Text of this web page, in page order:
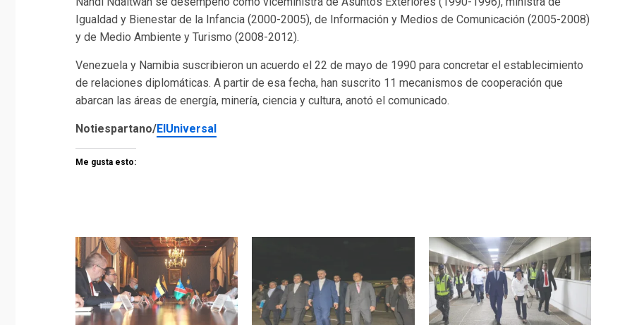
Igualdad y Bienestar de la Infancia (2000-2005), de Información y Medios de Comunicación (2005-2008)
y de Medio Ambiente y Turismo (2008-2012).
Venezuela y Namibia suscribieron un acuerdo el 22 de mayo de 1990 para concretar el establecimiento
de relaciones diplomáticas. A partir de esa fecha, han suscrito 11 mecanismos de cooperación que
abarcan las áreas de energía, minería, ciencia y cultura, anotó el comunicado.
Notiespartano/ElUniversal
Me gusta esto: